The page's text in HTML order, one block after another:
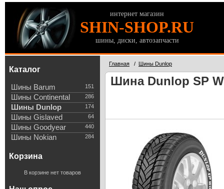
интернет магазин
SHIN-SHOP.RU
шины, диски, автозапчасти
Каталог
151
Шины Barum
286
Шины Continental
174
Шины Dunlop
64
Шины Gislaved
440
Шины Goodyear
284
Шины Nokian
Корзина
В корзине нет товаров
Главная / Шины Dunlop
Шина Dunlop SP